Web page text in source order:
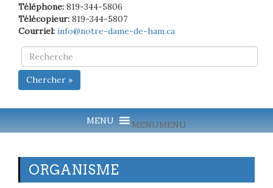
Téléphone: 819-344-5806
Télécopieur: 819-344-5807
Courriel: info@notre-dame-de-ham.ca
Chercher »
MENUMENU
ORGANISME